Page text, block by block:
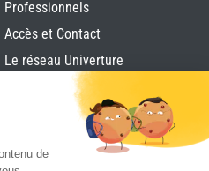
Professionnels
Accès et Contact
Le réseau Univerture